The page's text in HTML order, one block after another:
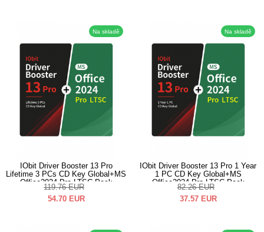
Na skladě
IObit Driver Booster 13 Pro
Lifetime 3 PCs CD Key Global+MS
Office2024 Pro LTSC Pack
119.76 EUR
54.70 EUR
Na skladě
IObit Driver Booster 13 Pro 1 Year
1 PC CD Key Global+MS
Office2024 Pro LTSC Pack
82.26 EUR
37.57 EUR